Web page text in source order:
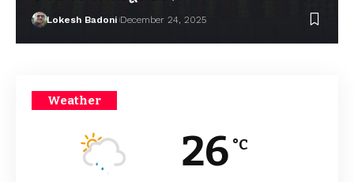
Lokesh Badoni December 24, 2025
Weather
26 °C